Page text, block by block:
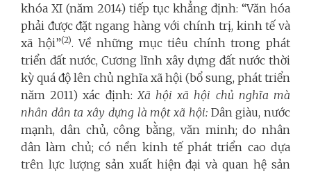
khóa XI (năm 2014) tiếp tục khẳng định: “Văn hóa
phải được đặt ngang hàng với chính trị, kinh tế và
xã hội”(2). Về những mục tiêu chính trong phát
triển đất nước, Cương lĩnh xây dựng đất nước thời
kỳ quá độ lên chủ nghĩa xã hội (bổ sung, phát triển
năm 2011) xác định: Xã hội xã hội chủ nghĩa mà
nhân dân ta xây dựng là một xã hội:Dân giàu, nước
mạnh, dân chủ, công bằng, văn minh; do nhân
dân làm chủ; có nền kinh tế phát triển cao dựa
trên lực lượng sản xuất hiện đại và quan hệ sản